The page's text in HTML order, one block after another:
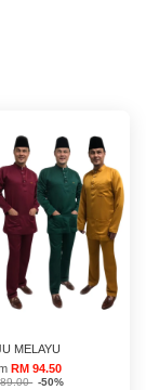
MELAYU
RM 94.50
-50%